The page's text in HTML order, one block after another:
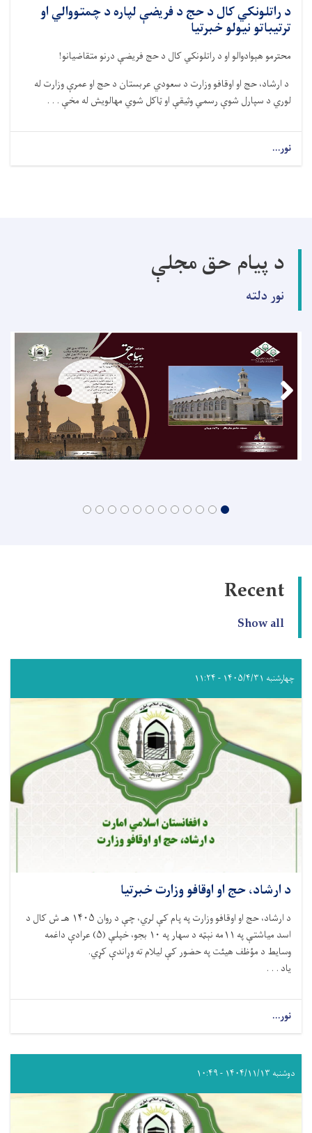
د راتلونکي کال د حج د فریضې لپاره د چمتووالي او
ترتیباتو نیولو خبرتیا
محترمو هېوادوالو او د راتلونکي کال د حج فریضې درنو متقاضیانو!
د ارشاد، حج او اوقافو وزارت د سعودي عربستان د حج او عمرې وزارت له
لوري د سپارل شوې رسمي وثیقې او ټاکل شوي مهالویش له مخې . . .
نور...
د پیام حق مجلې
نور دلته
Recent
Show all
چهارشنبه ۱۴۰۵/۴/۳۱ - ۱۱:۲۴
د ارشاد، حج او اوقافو وزارت خبرتیا
د ارشاد، حج او اوقافو وزارت په پام کې لري، چې د روان ۱۴۰۵ هـ ش کال د
اسد میاشتې په ۱۱مه نېټه د سهار په ۱۰ بجو، خپلې (۵) عرادې داغمه
وسایط د مؤظف هیئت په حضور کې لیلام ته وړاندې کړي.
یاد . . .
نور...
دوشنبه ۱۴۰۴/۱۱/۱۳ - ۱۰:۴۹